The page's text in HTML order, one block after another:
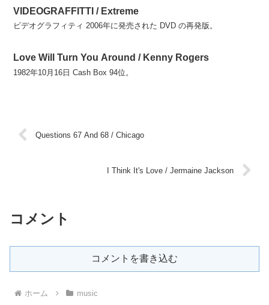
VIDEOGRAFFITTI / Extreme
ビデオグラフィティ 2006年に発売された DVD の再発版。
Love Will Turn You Around / Kenny Rogers
1982年10月16日 Cash Box 94位。
Questions 67 And 68 / Chicago
I Think It's Love / Jermaine Jackson
コメント
コメントを書き込む
ホーム music